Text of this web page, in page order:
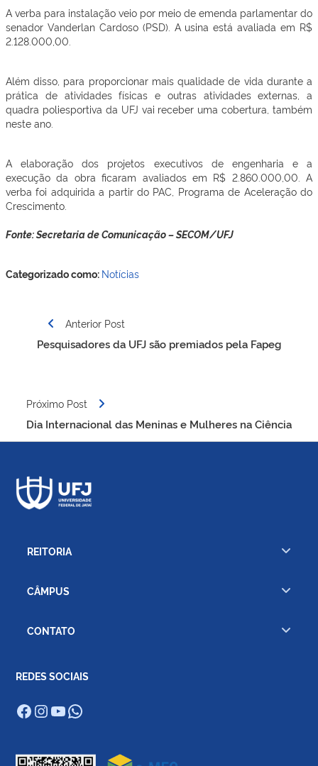
A verba para instalação veio por meio de emenda parlamentar do
senador Vanderlan Cardoso (PSD). A usina está avaliada em R$
2.128.000,00.
Além disso, para proporcionar mais qualidade de vida durante a
prática de atividades físicas e outras atividades externas, a
quadra poliesportiva da UFJ vai receber uma cobertura, também
neste ano.
A elaboração dos projetos executivos de engenharia e a
execução da obra ficaram avaliados em R$ 2.860.000,00. A
verba foi adquirida a partir do PAC, Programa de Aceleração do
Crescimento.
Fonte: Secretaria de Comunicação – SECOM/UFJ
Categorizado como: Notícias
Navegação
Anterior Post
Pesquisadores da UFJ são premiados pela Fapeg
Próximo Post
Dia Internacional das Meninas e Mulheres na Ciência
REITORIA
CÂMPUS
CONTATO
REDES SOCIAIS
Facebook
Instagram
Youtube
WhatsApp